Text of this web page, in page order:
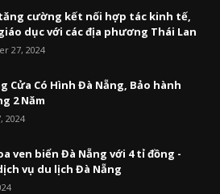
cường kết nối hợp tác kinh tế,
dục với các địa phương Thái Lan
27, 2024
Cửa Có Hình Đà Nẵng, Bảo hành
2 Năm
2024
ven biển Đà Nẵng với 4 tỉ đồng -
vụ du lịch Đà Nẵng